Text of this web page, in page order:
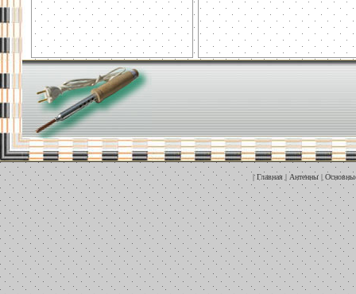
|Главная | Антенны |